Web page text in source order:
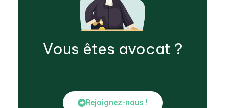
Vous êtes avocat ?
Rejoignez-nous !